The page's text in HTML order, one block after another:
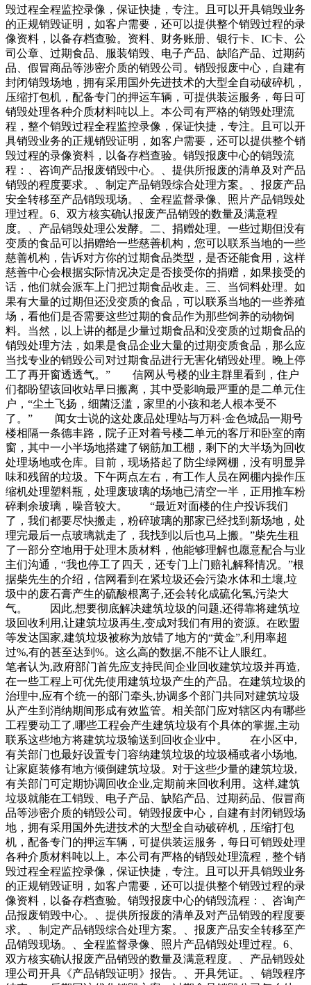
毁过程全程监控录像，保证快捷，专注。且可以开具销毁业务
的正规销毁证明，如客户需要，还可以提供整个销毁过程的录
像资料，以备存档查验。资料、财务账册、银行卡、IC卡、公
司公章、过期食品、服装销毁、电子产品、缺陷产品、过期药
品、假冒商品等涉密介质的销毁公司。销毁报废中心，自建有
封闭销毁场地，拥有采用国外先进技术的大型全自动破碎机，
压缩打包机，配备专门的押运车辆，可提供装运服务，每日可
销毁处理各种介质材料吨以上。本公司有严格的销毁处理流
程，整个销毁过程全程监控录像，保证快捷，专注。且可以开
具销毁业务的正规销毁证明，如客户需要，还可以提供整个销
毁过程的录像资料，以备存档查验。销毁报废中心的销毁流
程：、咨询产品报废销毁中心。、提供所报废的清单及对产品
销毁的程度要求。、制定产品销毁综合处理方案。、报废产品
安全转移至产品销毁现场。、全程监督录像、照片产品销毁处
理过程。6、双方核实确认报废产品销毁的数量及满意程
度。、产品销毁处理公发酵。二、捐赠处理。一些过期但没有
变质的食品可以捐赠给一些慈善机构，您可以联系当地的一些
慈善机构，告诉对方你的过期食品类型，是否还能食用，这样
慈善中心会根据实际情况决定是否接受你的捐赠，如果接受的
话，他们就会派车上门把过期食品收走。三、当饲料处理。如
果有大量的过期但还没变质的食品，可以联系当地的一些养殖
场，看他们是否需要这些过期的食品作为那些饲养的动物饲
料。当然，以上讲的都是少量过期食品和没变质的过期食品的
销毁处理方法，如果是食品企业大量的过期变质食品，那么应
当找专业的销毁公司对过期食品进行无害化销毁处理。晚上停
工了再开窗透透气。” 信网从号楼的业主群里看到，住户
们都盼望该回收站早日搬离，其中受影响最严重的是二单元住
户，“尘土飞扬，细菌泛滥，家里的小孩和老人根本受不
了。” 闻女士说的这处废品处理站与万科·金色城品一期号
楼相隔一条德丰路，院子正对着号楼二单元的客厅和卧室的南
窗，其中一小半场地搭建了钢筋加工棚，剩下的大半场为回收
处理场地或仓库。目前，现场搭起了防尘绿网棚，没有明显异
味和残留的垃圾。下午两点左右，有工作人员在网棚内操作压
缩机处理塑料瓶，处理废玻璃的场地已清空一半，正用推车粉
碎剩余玻璃，噪音较大。 “最近对面楼的住户投诉我们
了，我们都要尽快搬走，粉碎玻璃的那家已经找到新场地，处
理完最后一点玻璃就走了，我找到以后也马上搬。”柴先生租
了一部分空地用于处理木质材料，他能够理解也愿意配合与业
主们沟通，“我也停工了四天，还专门上门赔礼解释情况。”根
据柴先生的介绍，信网看到在紧垃圾还会污染水体和土壤,垃
圾中的废石膏产生的硫酸根离子,还会转化成硫化氢,污染大
气。 因此,想要彻底解决建筑垃圾的问题,还得靠将建筑垃
圾回收利用,让建筑垃圾再生,变成对我们有用的资源。在欧盟
等发达国家,建筑垃圾被称为放错了地方的“黄金”,利用率超
过%,有的甚至达到%。这么高的数据,不能不让人眼红。
笔者认为,政府部门首先应支持民间企业回收建筑垃圾并再造,
在一些工程上可优先使用建筑垃圾产生的产品。在建筑垃圾的
治理中,应有个统一的部门牵头,协调多个部门共同对建筑垃圾
从产生到消纳期间形成有效监管。相关部门应对辖区内有哪些
工程要动工了,哪些工程会产生建筑垃圾有个具体的掌握,主动
联系这些地方将建筑垃圾输送到回收企业中。 在小区中,
有关部门也最好设置专门容纳建筑垃圾的垃圾桶或者小场地,
让家庭装修有地方倾倒建筑垃圾。对于这些少量的建筑垃圾,
有关部门可定期协调回收企业,定期前来回收利用。这样,建筑
垃圾就能在工销毁、电子产品、缺陷产品、过期药品、假冒商
品等涉密介质的销毁公司。销毁报废中心，自建有封闭销毁场
地，拥有采用国外先进技术的大型全自动破碎机，压缩打包
机，配备专门的押运车辆，可提供装运服务，每日可销毁处理
各种介质材料吨以上。本公司有严格的销毁处理流程，整个销
毁过程全程监控录像，保证快捷，专注。且可以开具销毁业务
的正规销毁证明，如客户需要，还可以提供整个销毁过程的录
像资料，以备存档查验。销毁报废中心的销毁流程：、咨询产
品报废销毁中心。、提供所报废的清单及对产品销毁的程度要
求。、制定产品销毁综合处理方案。、报废产品安全转移至产
品销毁现场。、全程监督录像、照片产品销毁处理过程。6、
双方核实确认报废产品销毁的数量及满意程度。、产品销毁处
理公司开具《产品销毁证明》报告。、开具凭证。、销毁程序